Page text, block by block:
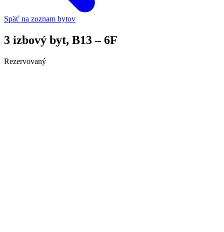
Späť na zoznam bytov
3 izbový byt, B13 – 6F
Rezervovaný